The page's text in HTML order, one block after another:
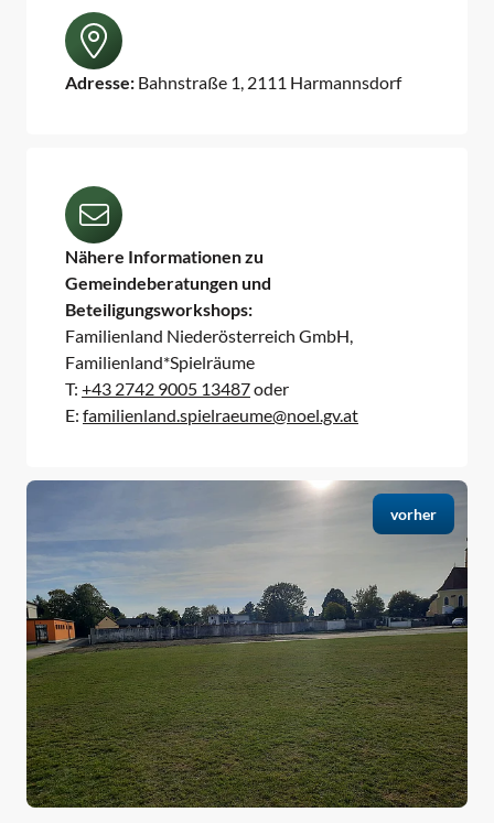
vorher
Adresse: Bahnstraße 1, 2111 Harmannsdorf
Nähere Informationen zu
Gemeindeberatungen und
Beteiligungsworkshops:
Familienland Niederösterreich GmbH,
Familienland*Spielräume
T: +43 2742 9005 13487oder
E: familienland.spielraeume@noel.gv.at